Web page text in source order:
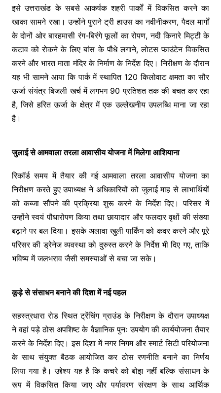
इसे उत्तराखंड के सबसे आकर्षक शहरी पार्कों में विकसित करने का
खाका सामने रखा। उन्होंने पुराने ट्री हाउस का नवीनीकरण, पैदल मार्गों
के दोनों ओर बारहमासी रंग-बिरंगे फूलों का रोपण, नदी किनारे मिट्टी के
कटाव को रोकने के लिए बांस के पौधे लगाने, लोटस फाउंटेन विकसित
करने और भारत माता मंदिर के निर्माण के निर्देश दिए। निरीक्षण के दौरान
यह भी सामने आया कि पार्क में स्थापित 120 किलोवाट क्षमता का सौर
ऊर्जा संयंत्र बिजली खर्च में लगभग 90 प्रतिशत तक की बचत कर रहा
है, जिसे हरित ऊर्जा के क्षेत्र में एक उल्लेखनीय उपलब्धि माना जा रहा
है।
जुलाई से आमवाला तरला आवासीय योजना में मिलेगा आशियाना
रिकॉर्ड समय में तैयार की गई आमवाला तरला आवासीय योजना का
निरीक्षण करते हुए उपाध्यक्ष ने अधिकारियों को जुलाई माह से लाभार्थियों
को कब्जा सौंपने की प्रक्रिया शुरू करने के निर्देश दिए। परिसर में
उन्होंने स्वयं पौधारोपण किया तथा छायादार और फलदार वृक्षों की संख्या
बढ़ाने पर बल दिया। इसके अलावा खुली पार्किंग को कवर करने और पूरे
परिसर की ड्रेनेज व्यवस्था को दुरुस्त करने के निर्देश भी दिए गए, ताकि
भविष्य में जलभराव जैसी समस्याओं से बचा जा सके।
कूड़े से संसाधन बनाने की दिशा में नई पहल
सहस्त्रधारा रोड स्थित ट्रेंचिंग ग्राउंड के निरीक्षण के दौरान उपाध्यक्ष
ने वहां पड़े ठोस अपशिष्ट के वैज्ञानिक पुनः उपयोग की कार्ययोजना तैयार
करने के निर्देश दिए। इस दिशा में नगर निगम और स्मार्ट सिटी परियोजना
के साथ संयुक्त बैठक आयोजित कर ठोस रणनीति बनाने का निर्णय
लिया गया है। उद्देश्य यह है कि कचरे को बोझ नहीं बल्कि संसाधन के
रूप में विकसित किया जाए और पर्यावरण संरक्षण के साथ आर्थिक